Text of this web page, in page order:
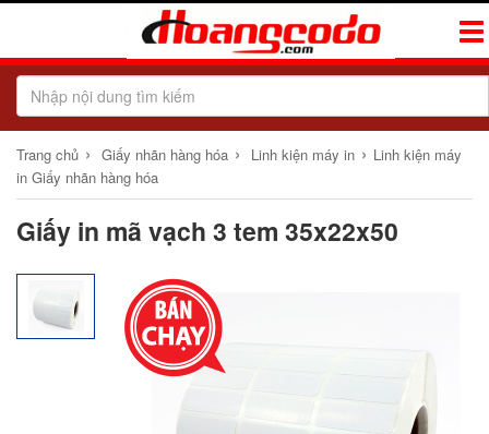
Trang chủ › Giấy nhãn hàng hóa › Linh kiện máy in › Linh kiện máy
in Giấy nhãn hàng hóa
Giấy in mã vạch 3 tem 35x22x50